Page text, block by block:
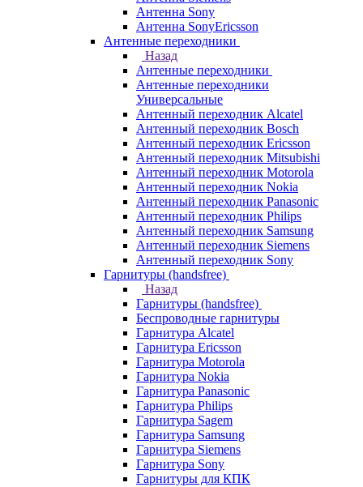
Антенна Sony
Антенна SonyEricsson
Антенные переходники
Назад
Антенные переходники
Антенные переходники
Универсальные
Антенный переходник Alcatel
Антенный переходник Bosch
Антенный переходник Ericsson
Антенный переходник Mitsubishi
Антенный переходник Motorola
Антенный переходник Nokia
Антенный переходник Panasonic
Антенный переходник Philips
Антенный переходник Samsung
Антенный переходник Siemens
Антенный переходник Sony
Гарнитуры (handsfree)
Назад
Гарнитуры (handsfree)
Беспроводные гарнитуры
Гарнитура Alcatel
Гарнитура Ericsson
Гарнитура Motorola
Гарнитура Nokia
Гарнитура Panasonic
Гарнитура Philips
Гарнитура Sagem
Гарнитура Samsung
Гарнитура Siemens
Гарнитура Sony
Гарнитуры для КПК